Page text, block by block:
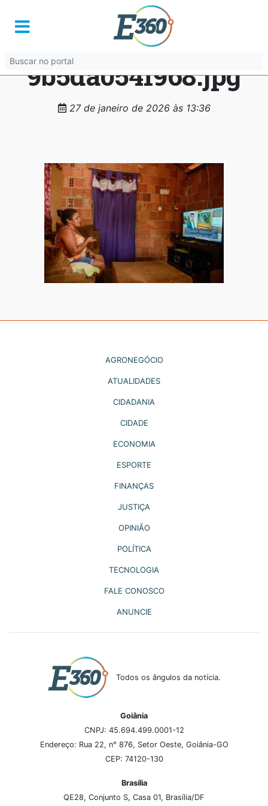
4b2c412c-245b-
48c6-a280-
9b5da054f968.jpg
27 de janeiro de 2026 às 13:36
AGRONEGÓCIO
ATUALIDADES
CIDADANIA
CIDADE
ECONOMIA
ESPORTE
FINANÇAS
JUSTIÇA
OPINIÃO
POLÍTICA
TECNOLOGIA
FALE CONOSCO
ANUNCIE
Todos os ângulos da notícia.
Goiânia
CNPJ: 45.694.499.0001-12
Endereço: Rua 22, n° 876, Setor Oeste, Goiânia-GO
CEP: 74120-130
Brasília
QE28, Conjunto S, Casa 01, Brasília/DF